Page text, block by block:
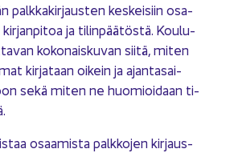
palk­ka­kir­jaus­ten kes­kei­siin osa-​
kir­jan­pi­toa ja ti­lin­pää­tös­tä. Kou­lu­
ko­ko­nais­ku­van siitä, miten
kir­ja­taan oi­kein ja ajan­ta­sai­
sekä miten ne huo­mioi­daan ti­
osaa­mis­ta palk­ko­jen kir­jaus­